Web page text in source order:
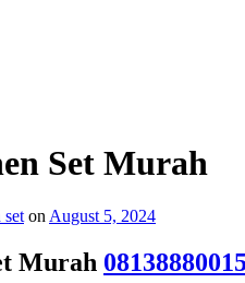
Set Murah
set on August 5, 2024
Murah